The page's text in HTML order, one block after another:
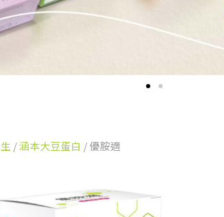
/涵本大豆蛋白 / 優胺適